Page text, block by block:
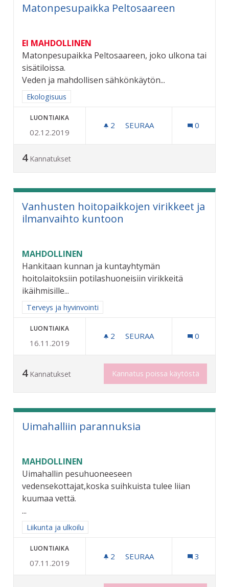
Matonpesupaikka Peltosaareen
EI MAHDOLLINEN
Matonpesupaikka Peltosaareen, joko ulkona tai
sisätiloissa.
Veden ja mahdollisen sähkönkäytön...
Rajaa tulokset aihepiirin mukaan: Ekologisuus
Ekologisuus
LUONTIAIKA
02.12.2019
2 2 SEURAAJAA
SEURAA 0
4 Kannatukset
Vanhusten hoitopaikkojen virikkeet ja
ilmanvaihto kuntoon
MAHDOLLINEN
Hankitaan kunnan ja kuntayhtymän
hoitolaitoksiin potilashuoneisiin virikkeitä
ikäihmisille...
Rajaa tulokset aihepiirin mukaan: Terveys ja hyvinvointi
Terveys ja hyvinvointi
LUONTIAIKA
16.11.2019
2 2 SEURAAJAA
SEURAA 0
4 Kannatukset Kannatus poissa käytöstä
Uimahalliin parannuksia
MAHDOLLINEN
Uimahallin pesuhuoneeseen
vedensekottajat,koska suihkuista tulee liian
kuumaa vettä.
...
Rajaa tulokset aihepiirin mukaan: Liikunta ja ulkoilu
Liikunta ja ulkoilu
LUONTIAIKA
07.11.2019
2 2 SEURAAJAA
SEURAA 3